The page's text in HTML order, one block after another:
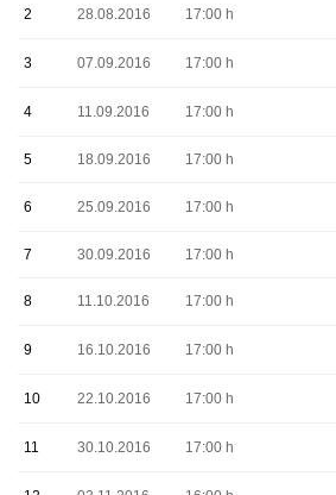
2 28.08.2016 17:00 h
3 07.09.2016 17:00 h
4 11.09.2016 17:00 h
5 18.09.2016 17:00 h
6 25.09.2016 17:00 h
7 30.09.2016 17:00 h
8 11.10.2016 17:00 h
9 16.10.2016 17:00 h
10 22.10.2016 17:00 h
11 30.10.2016 17:00 h